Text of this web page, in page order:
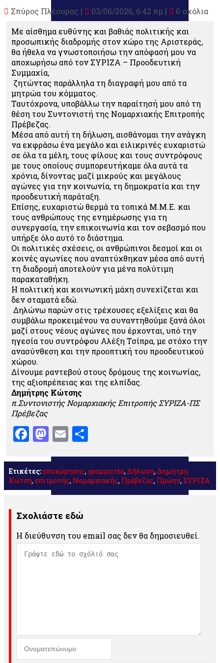
Σπύρος Πλέουρας | 03/06/2026, 6:42 πμ |
0 σχόλια
Με αίσθημα ευθύνης και βαθιάς πολιτικής και
προσωπικής διαδρομής στον χώρο της Αριστεράς,
θα ήθελα να γνωστοποιήσω την απόφασή μου να
αποχωρήσω από τον ΣΥΡΙΖΑ – Προοδευτική
Συμμαχία,
ζητώντας παράλληλα τη διαγραφή μου από τα
μητρώα του κόμματος.
Ταυτόχρονα, υποβάλλω την παραίτησή μου από τη
θέση του Συντονιστή της Νομαρχιακής Επιτροπής
Πρέβεζας.
Μέσα από αυτή τη δήλωση, αισθάνομαι την ανάγκη
να εκφράσω ένα μεγάλο και ειλικρινές ευχαριστώ
σε όλα τα μέλη, τους φίλους και τους συντρόφους
με τους οποίους συμπορευτήκαμε όλα αυτά τα
χρόνια, δίνοντας μαζί μικρούς και μεγάλους
αγώνες για την κοινωνία, τη δημοκρατία και την
προοδευτική παράταξη.
Επίσης, ευχαριστώ θερμά τα τοπικά Μ.Μ.Ε. και
τους ανθρώπους της ενημέρωσης για τη
συνεργασία, την επικοινωνία και τον σεβασμό που
υπήρξε όλο αυτό το διάστημα.
Οι πολιτικές σχέσεις, οι ανθρώπινοι δεσμοί και οι
κοινές αγωνίες που αναπτύχθηκαν μέσα από αυτή
τη διαδρομή αποτελούν για μένα πολύτιμη
παρακαταθήκη.
Η πολιτική και κοινωνική μάχη συνεχίζεται και
δεν σταματά εδώ.
Δηλώνω παρών στις τρέχουσες εξελίξεις και θα
συμβάλω προκειμένου να συναντηθούμε ξανά όλοι
μαζί στους νέους αγώνες που έρχονται, υπό την
ηγεσία του συντρόφου Αλέξη Τσίπρα, με στόχο την
ανασύνθεση και την προοπτική του προοδευτικού
χώρου.
Δίνουμε ραντεβού στους δρόμους της κοινωνίας,
της αξιοπρέπειας και της ελπίδας.
Δημήτρης Κώτσης
π.Συντονιστής Νομαρχιακής Επιτροπής ΣΥΡΙΖΑ-ΠΣ
Πρέβεζας
Facebook
Mastodon
Email
Ετικέτες:αποχώρησης,γραμματέα, Δήλωση, Δημήτρη
Κώτση, επιτροπής, Νομαρχιακής, Πρέβεζας, Πρώην, ΣΥΡΙΖΑ
Σχολιάστε εδώ
Η διεύθυνση του email σας δεν θα δημοσιευθεί.